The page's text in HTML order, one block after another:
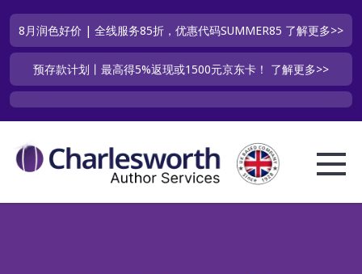
8月润色好价 | 全线服务85折，优惠代码SUMMER85 了解更多>>
预存款计划丨最高得5%返现或1500元京东卡！ 了解更多>>